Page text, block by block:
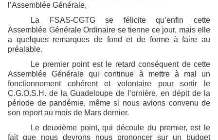
l’Assemblée Générale,
La FSAS-CGTG se félicite qu’enfin cette
Assemblée Générale Ordinaire se tienne ce jour, mais elle
a quelques remarques de fond et de forme à faire au
préalable.
Le premier point est le retard conséquent de cette
Assemblée Générale qui continue à mettre à mal un
fonctionnement cohérent et volontaire pour sortir le
C.G.O.S.H. de la Guadeloupe de l’ornière, en dépit de la
période de pandémie, même si nous avions convenu de
son report au mois de Mars dernier.
Le deuxième point, qui découle du premier, est le
fait que nous devrons nous prononcer sur un budget